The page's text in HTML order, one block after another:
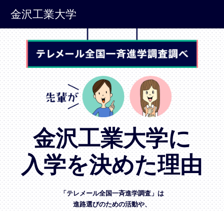
金沢工業大学
金沢工業大学に
入学を決めた理由
「テレメール全国一斉進学調査」は
進路選びのための活動や、